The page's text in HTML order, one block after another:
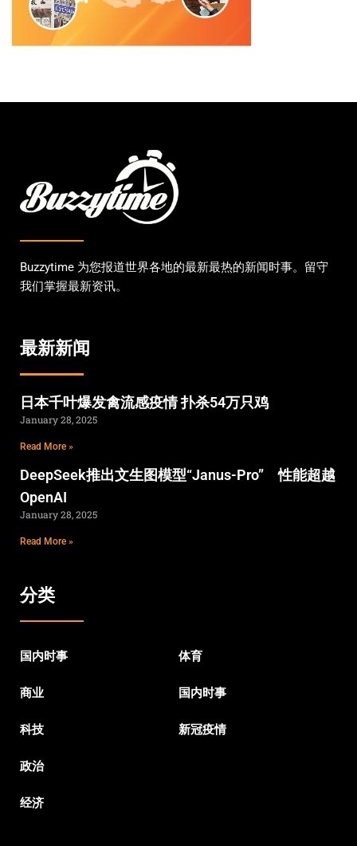
Buzzytime 为您报道世界各地的最新最热的新闻时事。留守
我们掌握最新资讯。
最新新闻
日本千叶爆发禽流感疫情 扑杀54万只鸡
January 28, 2025
Read More »
DeepSeek推出文生图模型“Janus-Pro” 性能超越
OpenAI
January 28, 2025
Read More »
分类
国内时事
商业
科技
政治
经济
体育
国内时事
新冠疫情